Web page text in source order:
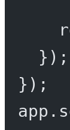
});
});
app.